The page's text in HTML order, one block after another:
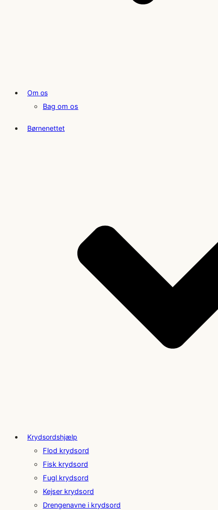
Om os
Bag om os
Børnenettet
Krydsordshjælp
Flod krydsord
Fisk krydsord
Fugl krydsord
Kejser krydsord
Drengenavne i krydsord